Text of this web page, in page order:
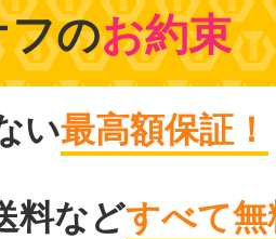
フのお約束
い最高額保証！
料などすべて無